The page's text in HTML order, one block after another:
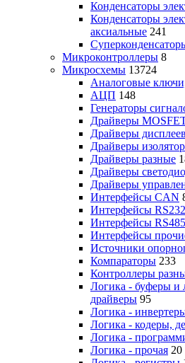
Конденсаторы
Конденсаторы
аксиальные 241
Микроконтроллеры 8
Микросхемы 13724
Аналоговые
АЦП 148
Генераторы
Драйверы
Драйверы дисплеев
Драйверы
Драйверы разные
Драйверы
Драйверы
Интерфейсы CAN
Интерфейсы RS232
Интерфейсы
Интерфейсы
Источники
Компараторы 233
Контроллеры
Логика - буферы и
драйверы 95
Логика -
Логика - кодеры,
Логика -
Логика - прочая 20